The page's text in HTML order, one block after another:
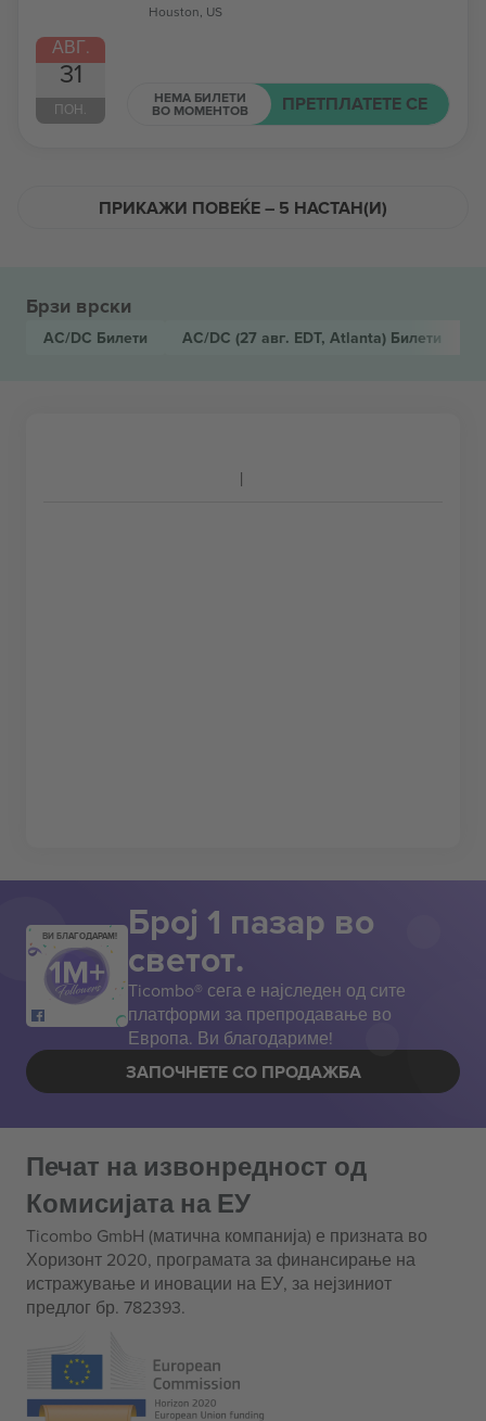
АВГ.
31
ПОН.
Houston, US
НЕМА БИЛЕТИ
ВО МОМЕНТОВ ПРЕТПЛАТЕТЕ СЕ
ПРИКАЖИ ПОВЕЌЕ – 5 НАСТАН(И)
Брзи врски
AC/DC Билети AC/DC (27 авг. EDT, Atlanta) Билети
ВИ БЛАГОДАРАМ! Број 1 пазар во
светот.
Ticombo® сега е најследен од сите
платформи за препродавање во
Европа. Ви благодариме!
ЗАПОЧНЕТЕ СО ПРОДАЖБА
Печат на извонредност од
Комисијата на ЕУ
Ticombo GmbH (матична компанија) е призната во
Хоризонт 2020, програмата за финансирање на
истражување и иновации на ЕУ, за нејзиниот
предлог бр. 782393.